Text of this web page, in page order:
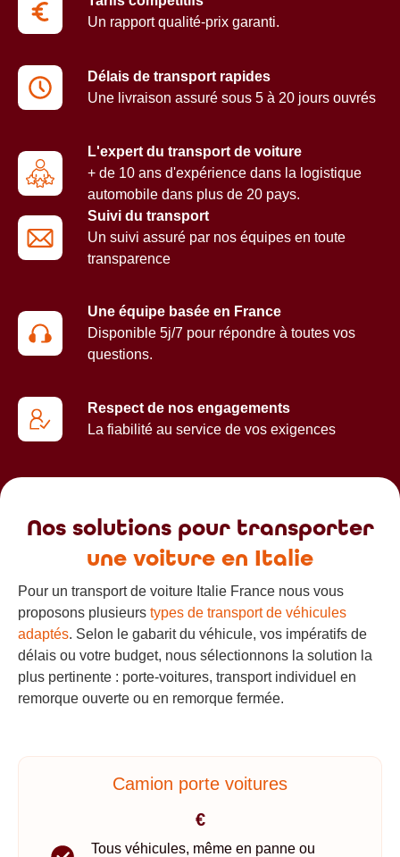
Un rapport qualité-prix garanti.
Délais de transport rapides
Une livraison assuré sous 5 à 20 jours ouvrés
L'expert du transport de voiture
+ de 10 ans d'expérience dans la logistique
automobile dans plus de 20 pays.
Suivi du transport
Un suivi assuré par nos équipes en toute
transparence
Une équipe basée en France
Disponible 5j/7 pour répondre à toutes vos
questions.
Respect de nos engagements
La fiabilité au service de vos exigences
Nos solutions pour transporter
une voiture en Italie
Pour un transport de voiture Italie France nous vous
proposons plusieurs types de transport de véhicules
adaptés. Selon le gabarit du véhicule, vos impératifs de
délais ou votre budget, nous sélectionnons la solution la
plus pertinente : porte-voitures, transport individuel en
remorque ouverte ou en remorque fermée.
Camion porte voitures
€
Tous véhicules, même en panne ou